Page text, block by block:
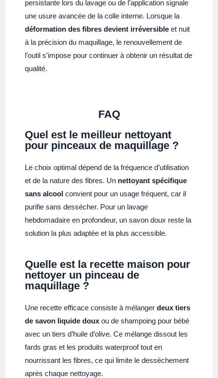
persistante lors du lavage ou de l’application signale
une usure avancée de la colle interne. Lorsque la
déformation des fibres devient irréversible et nuit
à la précision du maquillage, le renouvellement de
l’outil s’impose pour continuer à obtenir un résultat de
qualité.
FAQ
Quel est le meilleur nettoyant
pour pinceaux de maquillage ?
Le choix optimal dépend de la fréquence d’utilisation
et de la nature des fibres. Un nettoyant spécifique
sans alcool convient pour un usage fréquent, car il
purifie sans dessécher. Pour un lavage
hebdomadaire en profondeur, un savon doux reste la
solution la plus adaptée et la plus accessible.
Quelle est la recette maison pour
nettoyer un pinceau de
maquillage ?
Une recette efficace consiste à mélangerdeux tiers
de savon liquide doux ou de shampoing pour bébé
avec un tiers d’huile d’olive. Ce mélange dissout les
fards gras et les produits waterproof tout en
nourrissant les fibres, ce qui limite le dessèchement
après chaque nettoyage.